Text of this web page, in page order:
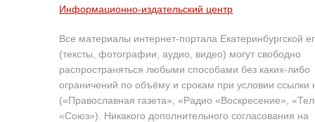
Информационно-издательский центр
Все материалы интернет-портала Екатеринбургской
(тексты, фотографии, аудио, видео) могут свободно
распространяться любыми способами без каких-либо
ограничений по объёму и срокам при условии ссылки
(«Православная газета», «Радио «Воскресение»,
«Союз»). Никакого дополнительного согласования на